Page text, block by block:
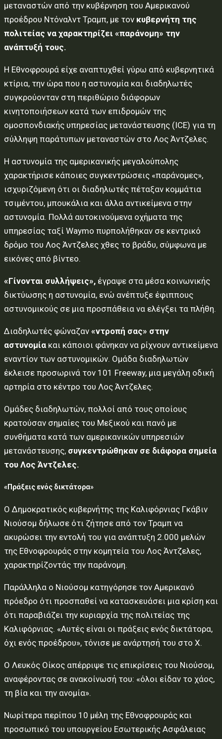
μεταναστών από την κυβέρνηση του Αμερικανού
προέδρου Ντόναλντ Τραμπ, με τον κυβερνήτη της
πολιτείας να χαρακτηρίζει «παράνομη» την
ανάπτυξή τους.
Η Εθνοφρουρά είχε αναπτυχθεί γύρω από κυβερνητικά
κτίρια, την ώρα που η αστυνομία και διαδηλωτές
συγκρούονταν στη περιθώριο διάφορων
κινητοποιήσεων κατά των επιδρομών της
ομοσπονδιακής υπηρεσίας μετανάστευσης (ICE) για τη
σύλληψη παράτυπων μεταναστών στο Λος Άντζελες.
Η αστυνομία της αμερικανικής μεγαλούπολης
χαρακτήρισε κάποιες συγκεντρώσεις «παράνομες»,
ισχυριζόμενη ότι οι διαδηλωτές πέταξαν κομμάτια
τσιμέντου, μπουκάλια και άλλα αντικείμενα στην
αστυνομία. Πολλά αυτοκινούμενα οχήματα της
υπηρεσίας ταξί Waymo πυρπολήθηκαν σε κεντρικό
δρόμο του Λος Άντζελες χθες το βράδυ, σύμφωνα με
εικόνες από βίντεο.
«Γίνονται συλλήψεις», έγραψε στα μέσα κοινωνικής
δικτύωσης η αστυνομία, ενώ ανέπτυξε έφιππους
αστυνομικούς σε μια προσπάθεια να ελέγξει τα πλήθη.
Διαδηλωτές φώναζαν «ντροπή σας» στην
αστυνομία και κάποιοι φάνηκαν να ρίχνουν αντικείμενα
εναντίον των αστυνομικών. Ομάδα διαδηλωτών
έκλεισε προσωρινά τον 101 Freeway, μια μεγάλη οδική
αρτηρία στο κέντρο του Λος Άντζελες.
Ομάδες διαδηλωτών, πολλοί από τους οποίους
κρατούσαν σημαίες του Μεξικού και πανό με
συνθήματα κατά των αμερικανικών υπηρεσιών
μετανάστευσης, συγκεντρώθηκαν σε διάφορα σημεία
του Λος Άντζελες.
«Πράξεις ενός δικτάτορα»
Ο Δημοκρατικός κυβερνήτης της Καλιφόρνιας Γκάβιν
Νιούσομ δήλωσε ότι ζήτησε από τον Τραμπ να
ακυρώσει την εντολή του για ανάπτυξη 2.000 μελών
της Εθνοφρουράς στην κομητεία του Λος Άντζελες,
χαρακτηρίζοντάς την παράνομη.
Παράλληλα ο Νιούσομ κατηγόρησε τον Αμερικανό
πρόεδρο ότι προσπαθεί να κατασκευάσει μια κρίση και
ότι παραβιάζει την κυριαρχία της πολιτείας της
Καλιφόρνιας. «Αυτές είναι οι πράξεις ενός δικτάτορα,
όχι ενός προέδρου», τόνισε με ανάρτησή του στο Χ.
Ο Λευκός Οίκος απέρριψε τις επικρίσεις του Νιούσομ,
αναφέροντας σε ανακοίνωσή του: «όλοι είδαν το χάος,
τη βία και την ανομία».
Νωρίτερα περίπου 10 μέλη της Εθνοφρουράς και
προσωπικό του υπουργείου Εσωτερικής Ασφάλειας